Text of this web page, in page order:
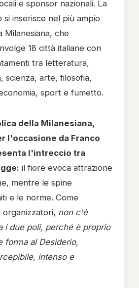
e sponsor nazionali. La
si inserisce nel più ampio
Milanesiana, che
18 città italiane con
tra letteratura,
scienza, arte, filosofia,
sport e fumetto.
della Milanesiana,
l'occasione da Franco
l'intreccio tra
il fiore evoca attrazione
mentre le spine
e le norme. Come
organizzatori, non c'è
i due poli, perché è proprio
forma al Desiderio,
intenso e